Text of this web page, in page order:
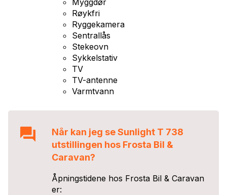
Myggdør
Røykfri
Ryggekamera
Sentrallås
Stekeovn
Sykkelstativ
TV
TV-antenne
Varmtvann
Når kan jeg seSunlight T 738
utstillingen hos Frosta Bil &
Caravan?
Åpningstidene hos Frosta Bil & Caravan
er: